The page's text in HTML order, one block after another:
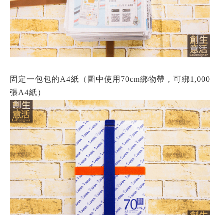
固定一包包的A4紙（圖中使用70cm綁物帶，可綁1,000
張A4紙）